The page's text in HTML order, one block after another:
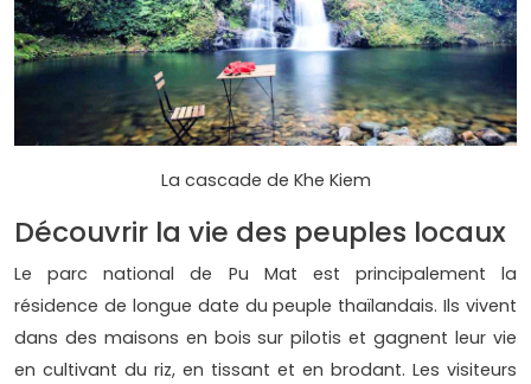
La cascade de Khe Kiem
Découvrir la vie des peuples locaux
Le parc national de Pu Mat est principalement la
résidence de longue date du peuple thaïlandais. Ils vivent
dans des maisons en bois sur pilotis et gagnent leur vie
en cultivant du riz, en tissant et en brodant. Les visiteurs